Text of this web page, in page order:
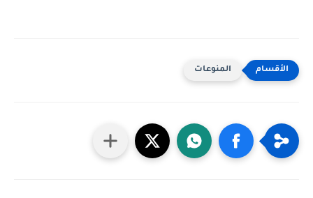
المنوعات